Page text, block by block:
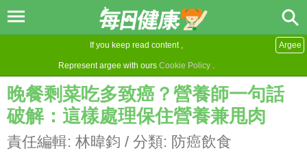
If you keep read content ,
Represent argee with ours Cookie Policy .
Argee
晚餐剩菜吃多致癌？營養師一句話
破解：這樣處理保住營養兼甩肉
責任編輯: 林暐鈞 / 分類: 防癌飲食